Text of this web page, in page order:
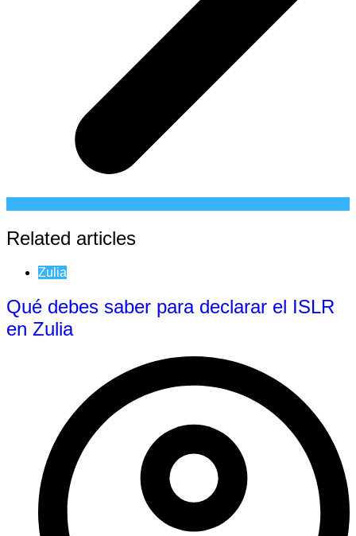
Related articles
Zulia
Qué debes saber para declarar el ISLR
en Zulia